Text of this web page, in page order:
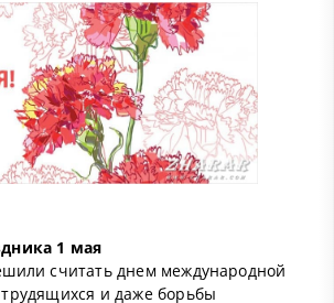
1 мая
считать днем международной
и даже борьбы